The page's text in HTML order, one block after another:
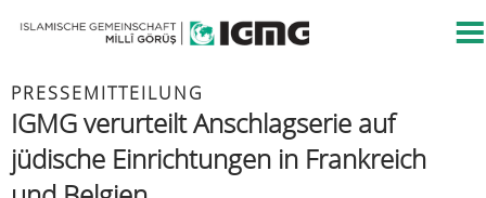
PRESSEMITTEILUNG
IGMG verurteilt Anschlagserie auf
jüdische Einrichtungen in Frankreich